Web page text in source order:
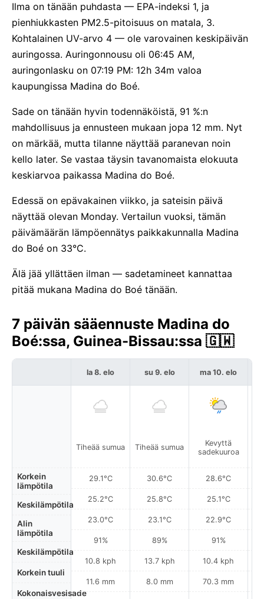
Ilma on tänään puhdasta — EPA-indeksi 1, ja
pienhiukkasten PM2.5-pitoisuus on matala, 3.
Kohtalainen UV-arvo 4 — ole varovainen keskipäivän
auringossa. Auringonnousu oli 06:45 AM,
auringonlasku on 07:19 PM: 12h 34m valoa
kaupungissa Madina do Boé.
Sade on tänään hyvin todennäköistä, 91 %:n
mahdollisuus ja ennusteen mukaan jopa 12 mm. Nyt
on märkää, mutta tilanne näyttää paranevan noin
kello later. Se vastaa täysin tavanomaista elokuuta
keskiarvoa paikassa Madina do Boé.
Edessä on epävakainen viikko, ja sateisin päivä
näyttää olevan Monday. Vertailun vuoksi, tämän
päivämäärän lämpöennätys paikkakunnalla Madina
do Boé on 33°C.
Älä jää yllättäen ilman — sadetamineet kannattaa
pitää mukana Madina do Boé tänään.
7 päivän sääennuste Madina do
Boé:ssa, Guinea-Bissau:ssa 🇬🇼
Korkein
lämpötila
Keskilämpötila
Alin
lämpötila
Keskilämpötila
Korkein tuuli
Kokonaisvesisade
la 8. elo
Tiheää sumua
29.1°C
25.2°C
23.0°C
91%
10.8 kph
11.6 mm
su 9. elo
Tiheää sumua
30.6°C
25.8°C
23.1°C
89%
13.7 kph
8.0 mm
ma 10. elo
Kevyttä
sadekuuroa
28.6°C
25.1°C
22.9°C
91%
10.4 kph
70.3 mm